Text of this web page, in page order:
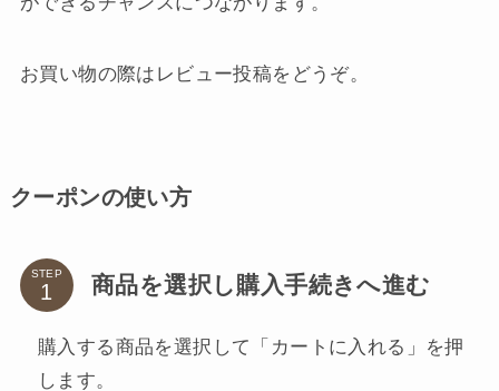
お買い物の際はレビュー投稿をどうぞ。
クーポンの使い方
STEP 商品を選択し購入手続きへ進む
購入する商品を選択して「カートに入れる」を押
します。